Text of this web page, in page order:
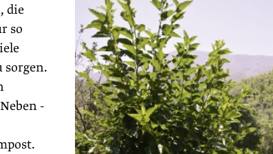
die
so